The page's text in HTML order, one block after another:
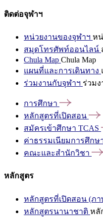
ติดต่อจุฬาฯ
หน่วยงานของจุฬาฯ ห
สมุดโทรศัพท์ออนไลน์
Chula Map Chula Map
แผนที่และการเดินทาง
ร่วมงานกับจุฬาฯ ร่วม
การศึกษา
หลักสูตรที่เปิดสอน
สมัครเข้าศึกษา TCAS
ค่าธรรมเนียมการศึกษ
คณะและสำนักวิชา
หลักสูตร
หลักสูตรที่เปิดสอน (ภา
หลักสูตรนานาชาติ หลั